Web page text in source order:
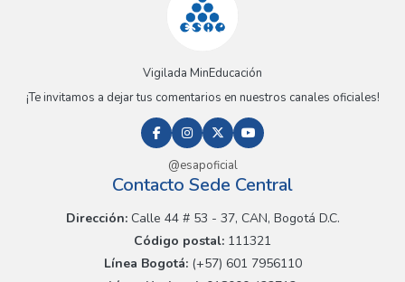
Vigilada MinEducación
¡Te invitamos a dejar tus comentarios en nuestros canales oficiales!
@esapoficial
Contacto Sede Central
Dirección:Calle 44 # 53 - 37, CAN, Bogotá D.C.
Código postal: 111321
Línea Bogotá:(+57) 601 7956110